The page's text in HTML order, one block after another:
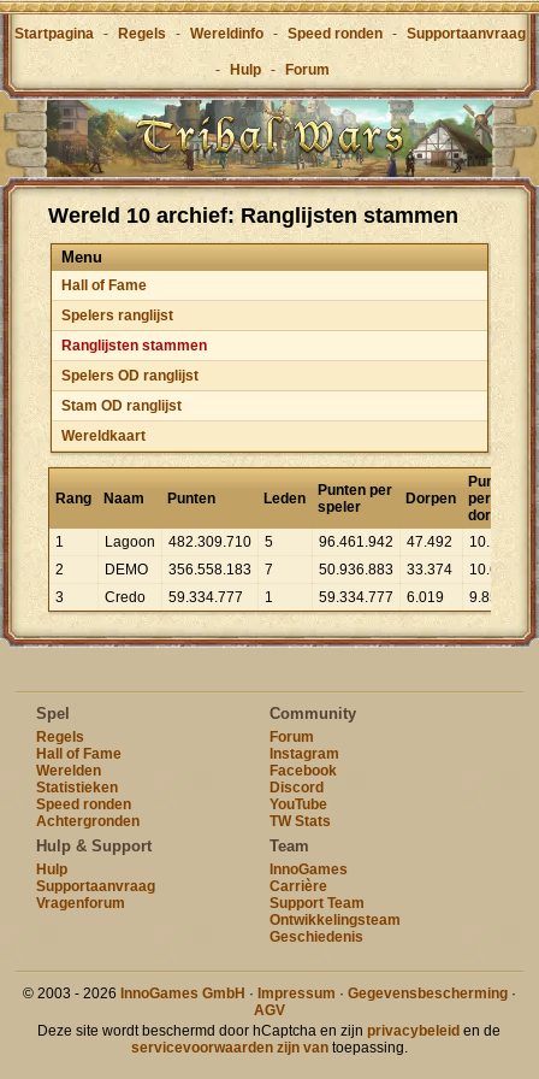
Startpagina - Regels - Wereldinfo - Speed ronden - Supportaanvraag
- Hulp - Forum
Wereld 10 archief: Ranglijsten stammen
Menu
Hall of Fame
Spelers ranglijst
Ranglijsten stammen
Spelers OD ranglijst
Stam OD ranglijst
Wereldkaart
Rang Naam Punten Leden
Punten per
speler
Dorpen
Punten
per
dorp
1
Lagoon 482.309.710 5 96.461.942 47.492 10.
2
DEMO 356.558.183 7 50.936.883 33.374 10.684
3
Credo 59.334.777 1 59.334.777 6.019 9.858
Spel
Regels
Hall of Fame
Werelden
Statistieken
Speed ronden
Achtergronden
Community
Forum
Instagram
Facebook
Discord
YouTube
TW Stats
Hulp & Support
Hulp
Supportaanvraag
Vragenforum
Team
InnoGames
Carrière
Support Team
Ontwikkelingsteam
Geschiedenis
© 2003 - 2026 InnoGames GmbH · Impressum · Gegevensbescherming·
AGV
Deze site wordt beschermd door hCaptcha en zijnprivacybeleid en de
servicevoorwaarden zijn vantoepassing.